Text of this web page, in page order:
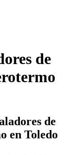
de
de
en Toledo